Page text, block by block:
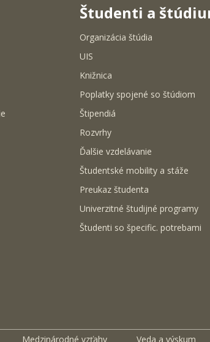
Študenti a
Organizácia štúdia
UIS
Knižnica
Poplatky spojené so štúdiom
Štipendiá
Rozvrhy
Ďalšie vzdelávanie
Študentské mobility a stáže
Preukaz študenta
Univerzitné študijné programy
Študenti so špecific. potrebami
Medzinárodné vzťahy Veda a výskum